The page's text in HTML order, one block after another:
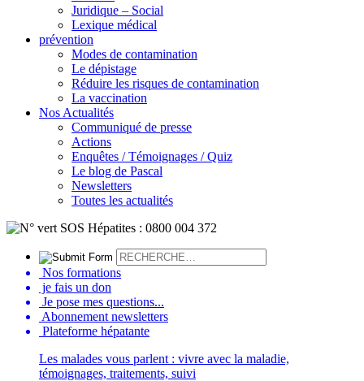
Juridique – Social
Lexique médical
prévention
Modes de contamination
Le dépistage
Réduire les risques de contamination
La vaccination
Nos Actualités
Communiqué de presse
Actions
Enquêtes / Témoignages / Quiz
Le blog de Pascal
Newsletters
Toutes les actualités
Nos formations
je fais un don
Je pose mes questions...
Abonnement newsletters
Plateforme hépatante
Les malades vous parlent : vivre avec la maladie,
témoignages, traitements, suivi